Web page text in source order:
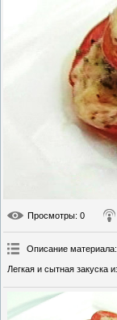
Просмотры: 0
Описание материала:
Легкая и сытная